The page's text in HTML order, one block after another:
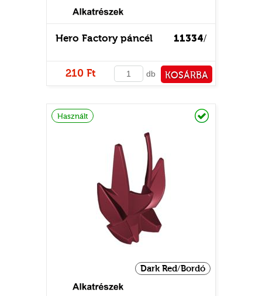
11334/
Hero Factory páncél
210 Ft db KOSÁRBA
Használt
Dark Red/Bordó